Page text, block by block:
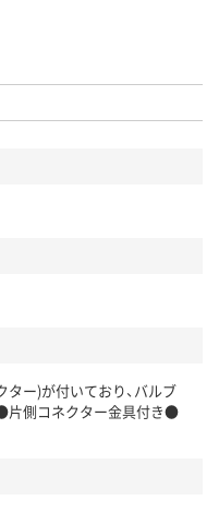
ー)が付いており、バルブ
片側コネクター金具付き●